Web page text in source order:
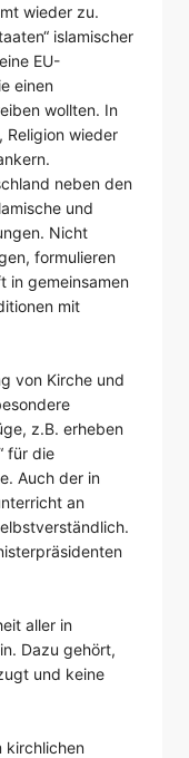
wieder zu.
islamischer
EU-
einen
wollten. In
Religion wieder
neben den
und
Nicht
formulieren
in gemeinsamen
mit
von Kirche und
z.B. erheben
für die
Auch der in
an
aller in
Dazu gehört,
und keine
kirchlichen